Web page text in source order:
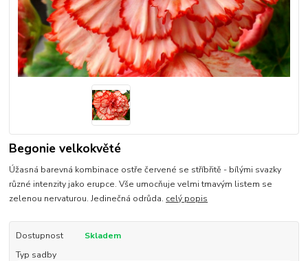
Begonie velkokvěté
Úžasná barevná kombinace ostře červené se stříbřitě - bílými svazky
různé intenzity jako erupce. Vše umocňuje velmi tmavým listem se
zelenou nervaturou. Jedinečná odrůda. celý popis
Dostupnost
Skladem
Typ sadby